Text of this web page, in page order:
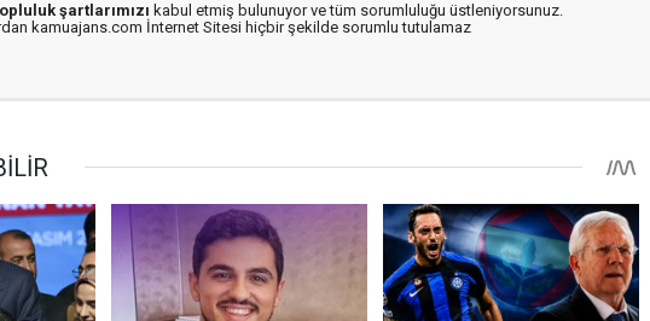
şartlarımızı kabul etmiş bulunuyor ve tüm sorumluluğu üstleniyorsunuz.
kamuajans.com İnternet Sitesi hiçbir şekilde sorumlu tutulamaz